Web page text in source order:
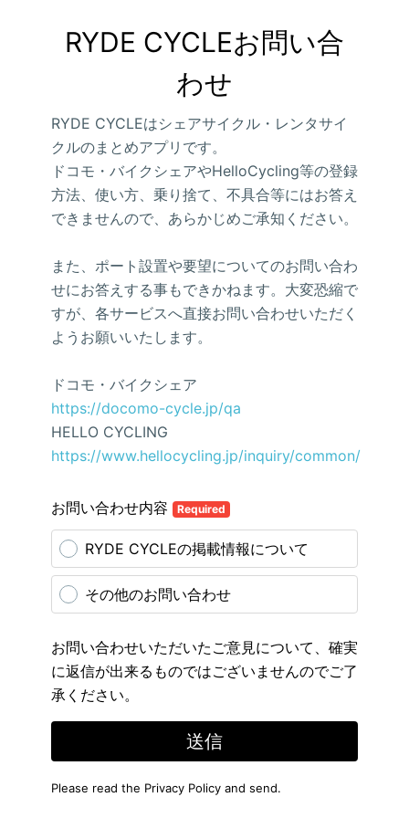
RYDE CYCLEお問い合
わせ
RYDE CYCLEはシェアサイクル・レンタサイ
クルのまとめアプリです。
ドコモ・バイクシェアやHelloCycling等の登録
方法、使い方、乗り捨て、不具合等にはお答え
できませんので、あらかじめご承知ください。
また、ポート設置や要望についてのお問い合わ
せにお答えする事もできかねます。大変恐縮で
すが、各サービスへ直接お問い合わせいただく
ようお願いいたします。
ドコモ・バイクシェア
https://docomo-cycle.jp/qa
HELLO CYCLING
https://www.hellocycling.jp/inquiry/common/
お問い合わせ内容 Required
RYDE CYCLEの掲載情報について
その他のお問い合わせ
お問い合わせいただいたご意見について、確実
に返信が出来るものではございませんのでご了
承ください。
送信
Please read the Privacy Policy and send.